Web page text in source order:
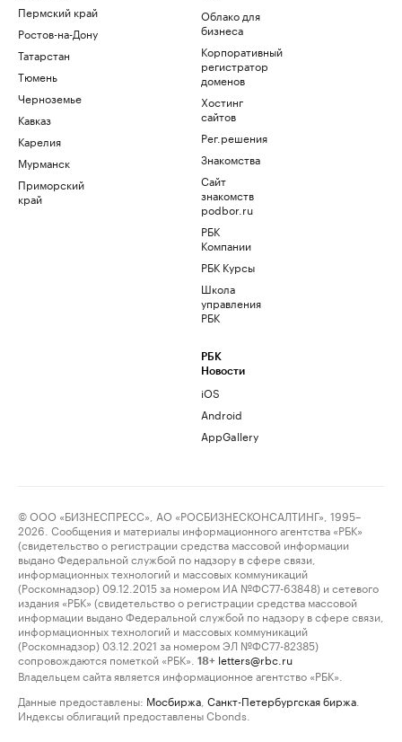
Пермский край
Ростов-на-Дону
Татарстан
Тюмень
Черноземье
Кавказ
Карелия
Мурманск
Приморский
край
Облако для
бизнеса
Корпоративный
регистратор
доменов
Хостинг
сайтов
Рег.решения
Знакомства
Сайт
знакомств
podbor.ru
РБК
Компании
РБК Курсы
Школа
управления
РБК
РБК
Новости
iOS
Android
AppGallery
© ООО «БИЗНЕСПРЕСС», АО «РОСБИЗНЕСКОНСАЛТИНГ», 1995–
2026. Сообщения и материалы информационного агентства «РБК»
(свидетельство о регистрации средства массовой информации
выдано Федеральной службой по надзору в сфере связи,
информационных технологий и массовых коммуникаций
(Роскомнадзор) 09.12.2015 за номером ИА №ФС77-63848) и сетевого
издания «РБК» (свидетельство о регистрации средства массовой
информации выдано Федеральной службой по надзору в сфере связи,
информационных технологий и массовых коммуникаций
(Роскомнадзор) 03.12.2021 за номером ЭЛ №ФС77-82385)
сопровождаются пометкой «РБК».
18+ letters@rbc.ru
Владельцем сайта является информационное агентство «РБК».
Данные предоставлены: Мосбиржа Санкт-Петербургская биржа
Индексы облигаций предоставлены Cbonds.